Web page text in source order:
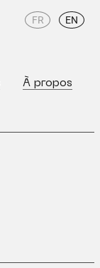
À propos
FR EN